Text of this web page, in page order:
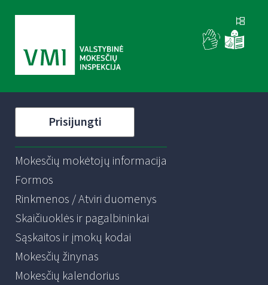
Prisijungti
Mokesčių mokėtojų informacija
Formos
Rinkmenos / Atviri duomenys
Skaičiuoklės ir pagalbininkai
Sąskaitos ir įmokų kodai
Mokesčių žinynas
Mokesčių kalendorius